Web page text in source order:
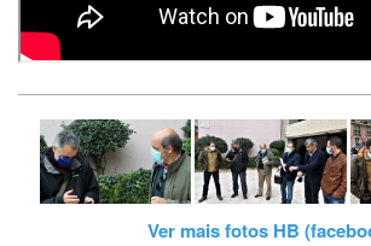
Ver mais fotos HB